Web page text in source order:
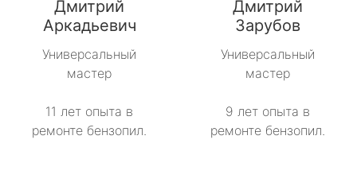
Дмитрий
Аркадьевич
Универсальный
мастер
11 лет опыта в
ремонте бензопил.
Дмитрий
Зарубов
Универсальный
мастер
9 лет опыта в
ремонте бензопил.